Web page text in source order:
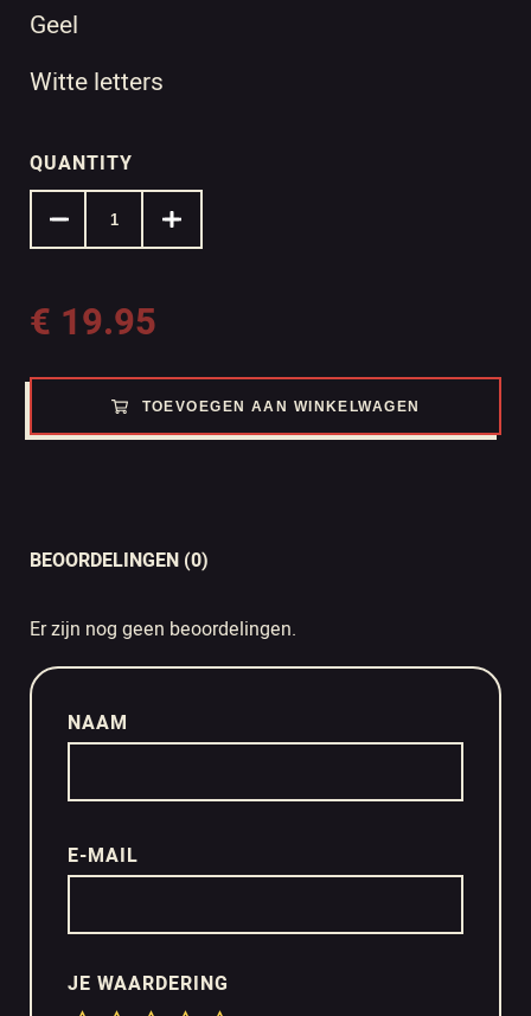
Geel
Witte letters
QUANTITY
€ 19.95
TOEVOEGEN AAN WINKELWAGEN
BEOORDELINGEN (0)
Er zijn nog geen beoordelingen.
JE WAARDERING
NAAM
E-MAIL